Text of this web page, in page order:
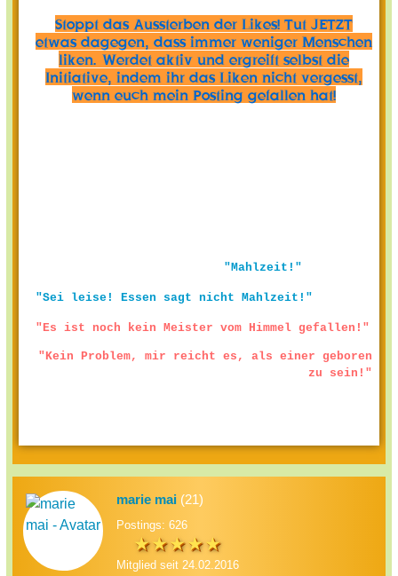
Stoppt das Aussterben der Likes! Tut JETZT
etwas dagegen, dass immer weniger Menschen
liken. Werdet aktiv und ergreift selbst die
Initiative, indem ihr das Liken nicht vergesst,
wenn euch mein Posting gefallen hat!
"Mahlzeit!"
"Sei leise! Essen sagt nicht Mahlzeit!"
"Es ist noch kein Meister vom Himmel gefallen!"
"Kein Problem, mir reicht es, als einer geboren
zu sein!"
marie mai (21)
Postings: 626
Mitglied seit 24.02.2016